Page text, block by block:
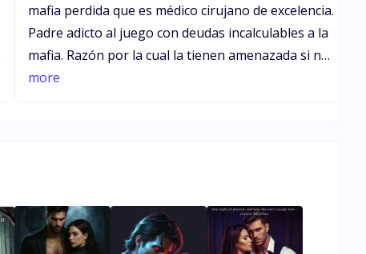
mafia perdida que es médico cirujano de excelencia.
Padre adicto al juego con deudas incalculables a la
mafia. Razón por la cual la tienen amenazada si no
ayuda en casos de “colegas” heridos. Es así como
more